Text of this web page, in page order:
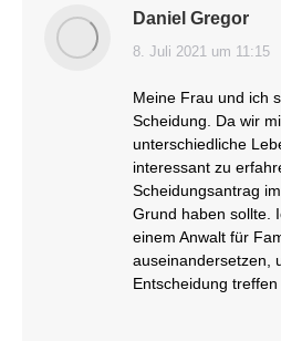
Daniel Gregor
sagt:
8. Juli 2021 um 11:15
Meine Frau und ich
Scheidung. Da wir
unterschiedliche
interessant zu
Scheidungsantrag
Grund haben sollte.
einem Anwalt für
auseinandersetzen,
Entscheidung treffen